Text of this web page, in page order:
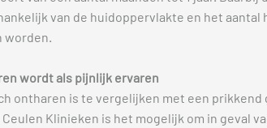
van de huidoppervlakte en het aantal
wordt als pijnlijk ervaren
ontharen is te vergelijken met een
Klinieken is het mogelijk om in geval